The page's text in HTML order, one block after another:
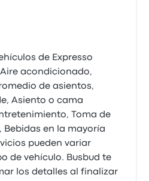
de Expresso
acondicionado,
de asientos,
Asiento o cama
Toma de
Bebidas en la mayoría
pueden variar
de vehículo. Busbud te
los detalles al finalizar